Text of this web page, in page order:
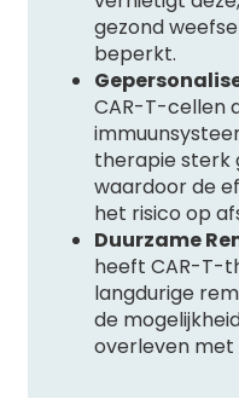
gezond
beperkt.
CAR-T-cellen
therapie sterk
waardoor de
het risico op
Duurzame
heeft CAR-T-
langdurige
de
overleven met